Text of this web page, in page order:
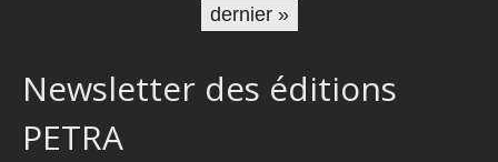
dernier »
Newsletter des éditions
PETRA